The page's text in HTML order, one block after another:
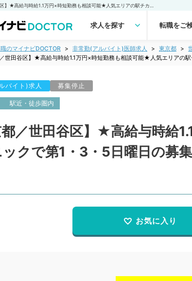
求人を探す 転職をご
のマイナビDOCTOR 非常勤(アルバイト)医師求人 東京都
／世田谷区】★高給与時給1.1万円×時短勤務も相談可能★人気エリアの
バイト)求人 募集停止
駅近・徒歩圏内
都／世田谷区】★高給与時給
クで第1・3・5日曜日の募
お気に入り